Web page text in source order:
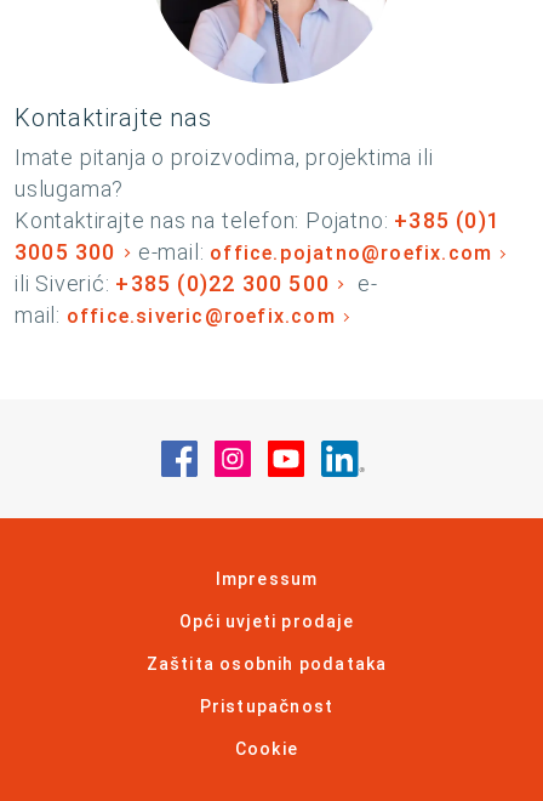
Kontaktirajte nas
Imate pitanja o proizvodima, projektima ili
uslugama?
Kontaktirajte nas na telefon: Pojatno: +385 (0)1
3005 300
e-mail: office.pojatno@roefix.com
ili Siverić: +385 (0)22 300 500
e-
mail: office.siveric@roefix.com
Posjetite nas na Facebook
Posjetite nas na Instagram
Posjetite nas na
Impressum
Opći uvjeti prodaje
Zaštita osobnih podataka
Pristupačnost
Cookie